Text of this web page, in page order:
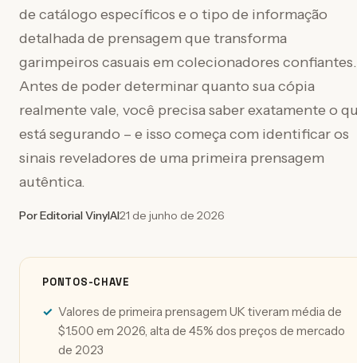
de catálogo específicos e o tipo de informação
detalhada de prensagem que transforma
garimpeiros casuais em colecionadores confiantes.
Antes de poder determinar quanto sua cópia
realmente vale, você precisa saber exatamente o
está segurando – e isso começa com identificar os
sinais reveladores de uma primeira prensagem
autêntica.
Por Editorial VinylAI21 de junho de 2026
PONTOS-CHAVE
Valores de primeira prensagem UK tiveram média de
$1.500 em 2026, alta de 45% dos preços de mercado
de 2023